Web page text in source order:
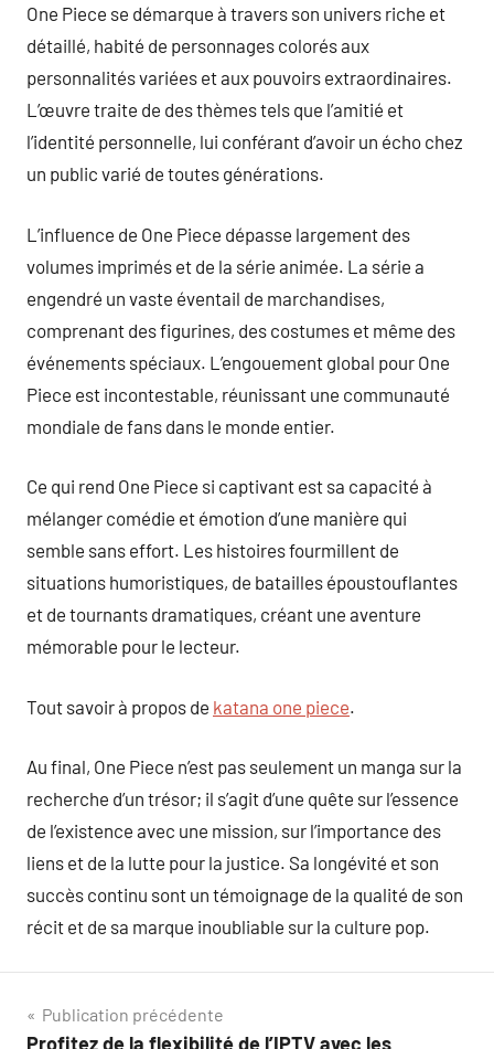
One Piece se démarque à travers son univers riche et
détaillé, habité de personnages colorés aux
personnalités variées et aux pouvoirs extraordinaires.
L’œuvre traite de des thèmes tels que l’amitié et
l’identité personnelle, lui conférant d’avoir un écho chez
un public varié de toutes générations.
L’influence de One Piece dépasse largement des
volumes imprimés et de la série animée. La série a
engendré un vaste éventail de marchandises,
comprenant des figurines, des costumes et même des
événements spéciaux. L’engouement global pour One
Piece est incontestable, réunissant une communauté
mondiale de fans dans le monde entier.
Ce qui rend One Piece si captivant est sa capacité à
mélanger comédie et émotion d’une manière qui
semble sans effort. Les histoires fourmillent de
situations humoristiques, de batailles époustouflantes
et de tournants dramatiques, créant une aventure
mémorable pour le lecteur.
Tout savoir à propos de katana one piece.
Au final, One Piece n’est pas seulement un manga sur la
recherche d’un trésor; il s’agit d’une quête sur l’essence
de l’existence avec une mission, sur l’importance des
liens et de la lutte pour la justice. Sa longévité et son
succès continu sont un témoignage de la qualité de son
récit et de sa marque inoubliable sur la culture pop.
Navigation
Publication précédente
Profitez de la flexibilité de l’IPTV avec les